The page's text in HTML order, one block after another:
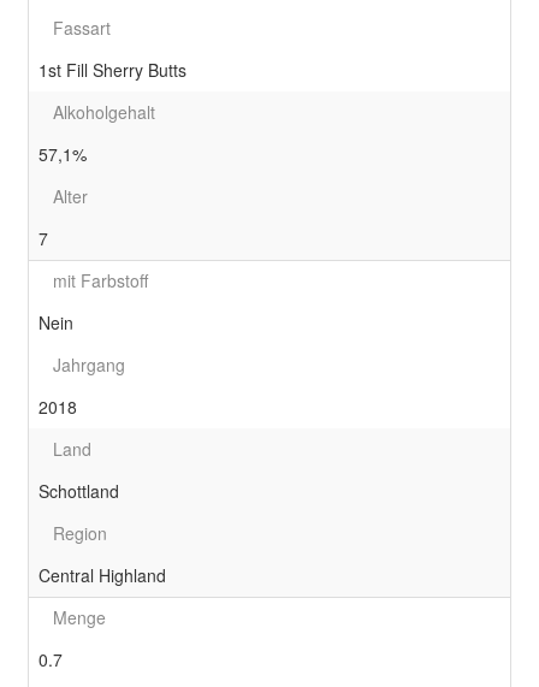
Fassart
1st Fill Sherry Butts
Alkoholgehalt
57,1%
Alter
7
mit Farbstoff
Nein
Jahrgang
2018
Land
Schottland
Region
Central Highland
Menge
0.7